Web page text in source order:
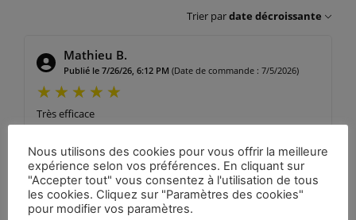
Trier pardate décroissante
Mathieu B.
Publié le 7/26/26, 6:12 PM (Date de commande : 7/5/2026)
Très efficace
Stephane F.
Publié le 7/8/26, 11:11 AM (Date de commande : 6/8/2026)
Nous utilisons des cookies pour vous offrir la meilleure
expérience selon vos préférences. En cliquant sur
"Accepter tout" vous consentez à l'utilisation de tous
les cookies. Cliquez sur "Paramètres des cookies"
pour modifier vos paramètres.